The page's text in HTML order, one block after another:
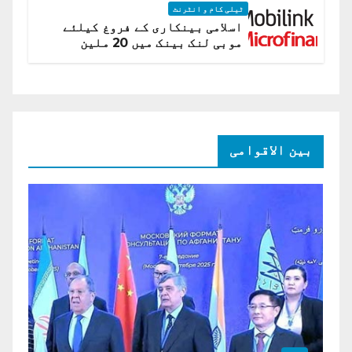
ٹیلی کام و انٹرنٹ
اسلامی بینکاری کے فروغ کیلئے
موبی لنک بینک میں 20 ملین
بین الاقوامی